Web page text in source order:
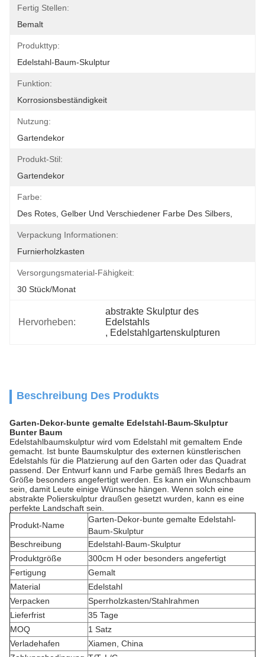
Fertig Stellen:
Bemalt
Produkttyp:
Edelstahl-Baum-Skulptur
Funktion:
Korrosionsbeständigkeit
Nutzung:
Gartendekor
Produkt-Stil:
Gartendekor
Farbe:
Des Rotes, Gelber Und Verschiedener Farbe Des Silbers,
Verpackung Informationen:
Furnierholzkasten
Versorgungsmaterial-Fähigkeit:
30 Stück/Monat
Hervorheben:
abstrakte Skulptur des
Edelstahls
, Edelstahlgartenskulpturen
Beschreibung Des Produkts
Garten-Dekor-bunte gemalte Edelstahl-Baum-Skulptur
Bunter Baum
Edelstahlbaumskulptur wird vom Edelstahl mit gemaltem Ende
gemacht. Ist bunte Baumskulptur des externen künstlerischen
Edelstahls für die Platzierung auf den Garten oder das Quadrat
passend. Der Entwurf kann und Farbe gemäß Ihres Bedarfs an
Größe besonders angefertigt werden. Es kann ein Wunschbaum
sein, damit Leute einige Wünsche hängen. Wenn solch eine
abstrakte Polierskulptur draußen gesetzt wurden, kann es eine
perfekte Landschaft sein.
Produkt-Name
Garten-Dekor-bunte gemalte Edelstahl-
Baum-Skulptur
Beschreibung
Edelstahl-Baum-Skulptur
Produktgröße
300cm H oder besonders angefertigt
Fertigung
Gemalt
Material
Edelstahl
Verpacken
Sperrholzkasten/Stahlrahmen
Lieferfrist
35 Tage
MOQ
1 Satz
Verladehafen
Xiamen, China